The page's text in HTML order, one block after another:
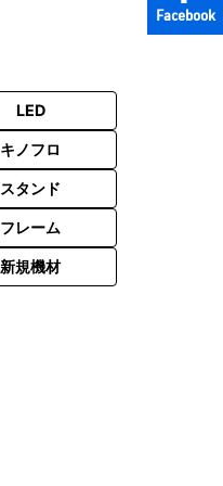
Facebook
LED
キノフロ
スタンド
フレーム
新規機材